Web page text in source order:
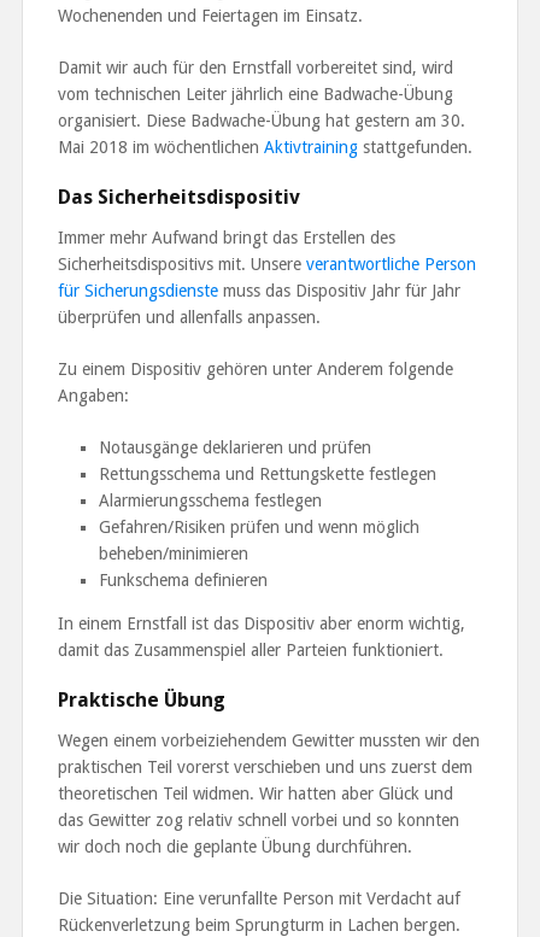
Wochenenden und Feiertagen im Einsatz.
Damit wir auch für den Ernstfall vorbereitet sind, wird
vom technischen Leiter jährlich eine Badwache-Übung
organisiert. Diese Badwache-Übung hat gestern am 30.
Mai 2018 im wöchentlichen Aktivtraining stattgefunden.
Das Sicherheitsdispositiv
Immer mehr Aufwand bringt das Erstellen des
Sicherheitsdispositivs mit. Unsere verantwortliche Person
für Sicherungsdienstemuss das Dispositiv Jahr für Jahr
überprüfen und allenfalls anpassen.
Zu einem Dispositiv gehören unter Anderem folgende
Angaben:
Notausgänge deklarieren und prüfen
Rettungsschema und Rettungskette festlegen
Alarmierungsschema festlegen
Gefahren/Risiken prüfen und wenn möglich
beheben/minimieren
Funkschema definieren
In einem Ernstfall ist das Dispositiv aber enorm wichtig,
damit das Zusammenspiel aller Parteien funktioniert.
Praktische Übung
Wegen einem vorbeiziehendem Gewitter mussten wir den
praktischen Teil vorerst verschieben und uns zuerst dem
theoretischen Teil widmen. Wir hatten aber Glück und
das Gewitter zog relativ schnell vorbei und so konnten
wir doch noch die geplante Übung durchführen.
Die Situation: Eine verunfallte Person mit Verdacht auf
Rückenverletzung beim Sprungturm in Lachen bergen.